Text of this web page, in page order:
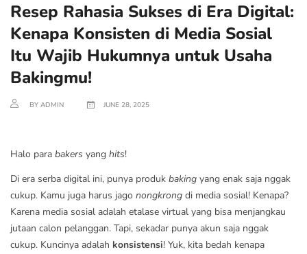
Resep Rahasia Sukses di Era Digital:
Kenapa Konsisten di Media Sosial
Itu Wajib Hukumnya untuk Usaha
Bakingmu!
BY ADMIN JUNE 28, 2025
Halo para bakers yang hits!
Di era serba digital ini, punya produk baking yang enak saja nggak
cukup. Kamu juga harus jago nongkrong di media sosial! Kenapa?
Karena media sosial adalah etalase virtual yang bisa menjangkau
jutaan calon pelanggan. Tapi, sekadar punya akun saja nggak
cukup. Kuncinya adalah konsistensi! Yuk, kita bedah kenapa